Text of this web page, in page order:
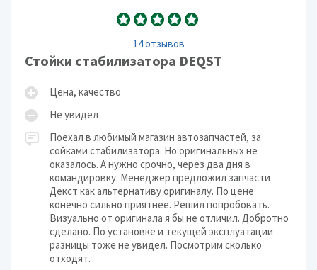
14 отзывов
Стойки стабилизатора DEQST
Цена, качество
Не увидел
Поехал в любимый магазин автозапчастей, за
сойками стабилизатора. Но оригинальных не
оказалось. А нужно срочно, через два дня в
командировку. Менеджер предложил запчасти
Декст как альтернативу оригиналу. По цене
конечно сильно приятнее. Решил попробовать.
Визуально от оригинала я бы не отличил. Добротно
сделано. По установке и текущей эксплуатации
разницы тоже не увидел. Посмотрим сколько
отходят.